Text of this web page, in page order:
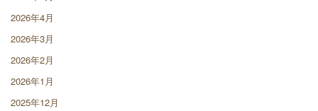
2026年4月
2026年3月
2026年2月
2026年1月
2025年12月